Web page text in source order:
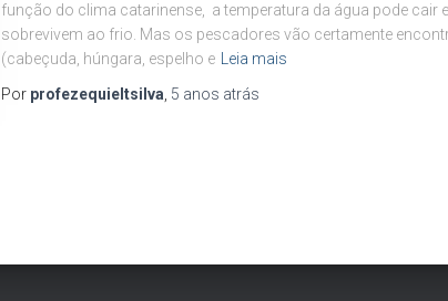
função do clima catarinense, a temperatura da água pode cair
sobrevivem ao frio. Mas os pescadores vão certamente
(cabeçuda, húngara, espelho e
Leia mais
Por profezequieltsilva 5 anos atrás